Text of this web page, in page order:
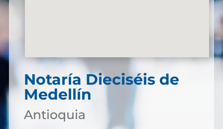
Notaría Dieciséis de
Medellín
Antioquia